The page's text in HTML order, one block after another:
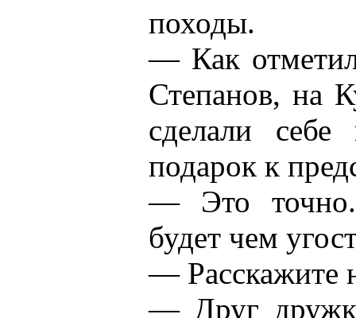
походы.
— Как
Степанов, на
сделали
подарок к
— Это
будет чем
— Расскажите
— Друг